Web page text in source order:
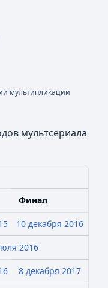
мультипликации
мультсериала
Финал
10 декабря 2016
2016
8 декабря 2017